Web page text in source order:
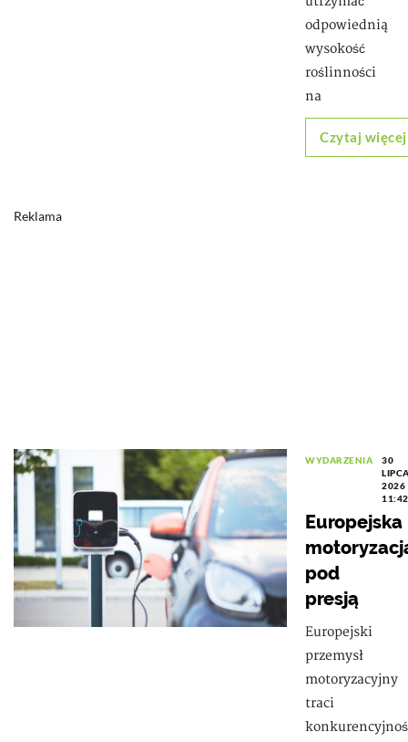
odpowiednią
wysokość
roślinności
na
Czytaj więcej
Reklama
WYDARZENIA
30
2026
11:42
Europejska
pod
presją
Europejski
przemysł
motoryzacyjny
traci